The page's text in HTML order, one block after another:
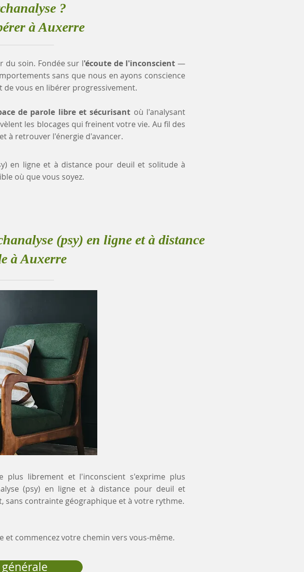
?
à Auxerre
du soin. Fondée sur l'écoute de l'inconscient—
sans que nous en ayons conscience
vous en libérer progressivement.
de parole libre et sécurisant où l'analysant
les blocages qui freinent votre vie. Au fil des
à retrouver l'énergie d'avancer.
en ligne et à distance pour deuil et solitude à
où que vous soyez.
(psy) en ligne et à distance
à Auxerre
plus librement et l'inconscient s'exprime plus
(psy) en ligne et à distance pour deuil et
sans contrainte géographique et à votre rythme.
et commencez votre chemin vers vous-même.